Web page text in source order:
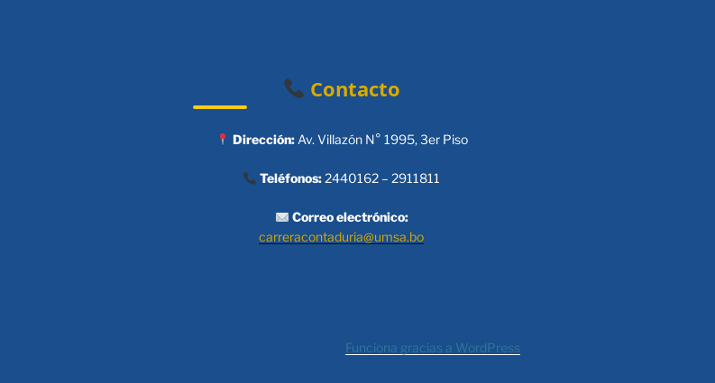
Contacto
Dirección:Av. Villazón N° 1995, 3er Piso
Teléfonos:2440162 – 2911811
Correo electrónico:
carreracontaduria@umsa.bo
Funciona gracias a WordPress